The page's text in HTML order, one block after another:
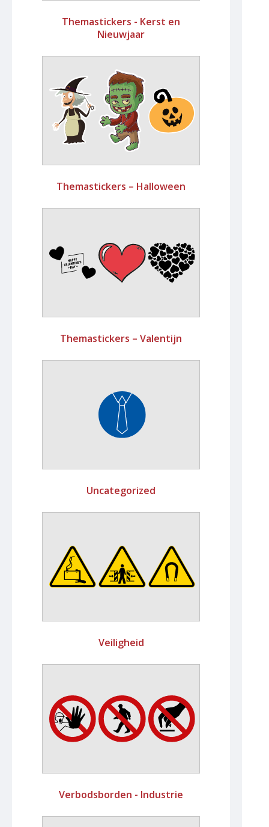
Themastickers - Kerst en
Nieuwjaar
Themastickers – Halloween
Themastickers – Valentijn
Uncategorized
Veiligheid
Verbodsborden - Industrie